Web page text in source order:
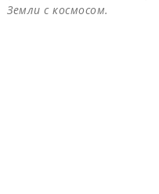
Земли с космосом.